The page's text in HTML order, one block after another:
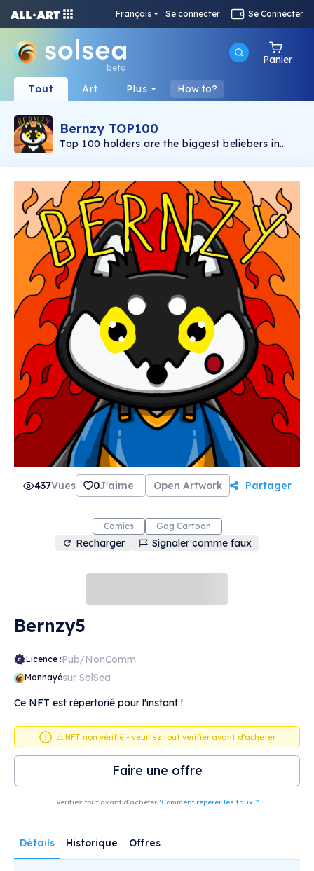
Français Se connecter Se Connecter
beta
Panier
Tout Art Plus How to?
Bernzy TOP100
Top 100 holders are the biggest beliebers in
437Vues 0J'aime Open Artwork Partager
Comics Gag Cartoon
Recharger Signaler comme faux
Bernzy5
Licence :Pub/NonComm
Monnayésur SolSea
Ce NFT est répertorié pour l'instant !
⚠️ NFT non vérifié - veuillez tout vérifier avant d'acheter
Faire une offre
Vérifiez tout avant d'acheter !Comment repérer les faux ?
Détails Historique Offres